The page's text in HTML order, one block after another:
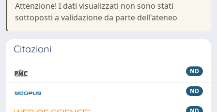
Attenzione! I dati visualizzati non sono stati
sottoposti a validazione da parte dell'ateneo
Citazioni
ND
ND